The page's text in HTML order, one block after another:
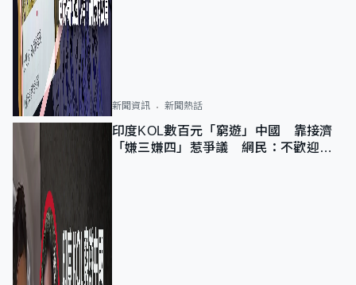
新聞資訊 新聞熱話
印度KOL數百元「窮遊」中國 靠接濟
「嫌三嫌四」惹爭議 網民：不歡迎劣